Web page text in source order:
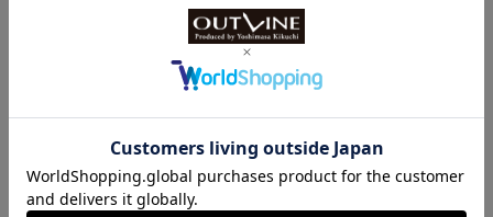
カシオ“G-SHOCK”新作【ステップ
トラッカー（歩数計測機能）搭載の2
SHOCK”新作、人気のレッド×ブラ
ック仕様】ブ...